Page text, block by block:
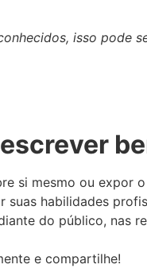
isso pode
si mesmo ou expor
suas habilidades
do público, nas
e compartilhe!